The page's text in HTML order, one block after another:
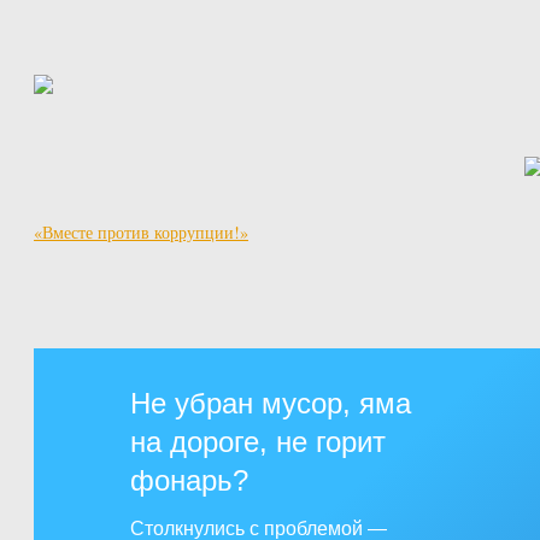
«Вместе против коррупции!»
Не убран мусор, яма
на дороге, не горит
фонарь?
Столкнулись с проблемой —